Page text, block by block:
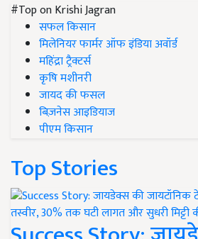
#Top on Krishi Jagran
सफल किसान
मिलेनियर फार्मर ऑफ इंडिया अवॉर्ड
महिंद्रा ट्रैक्टर्स
कृषि मशीनरी
जायद की फसल
बिज़नेस आइडियाज
पीएम किसान
Top Stories